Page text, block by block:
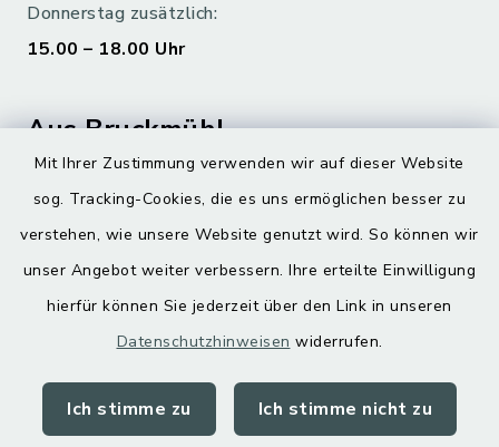
Mit Ihrer Zustimmung verwenden wir auf dieser Website
sog. Tracking-Cookies, die es uns ermöglichen besser zu
verstehen, wie unsere Website genutzt wird. So können wir
unser Angebot weiter verbessern. Ihre erteilte Einwilligung
hierfür können Sie jederzeit über den Link in unseren
Datenschutzhinweisen widerrufen.
Ich stimme zu Ich stimme nicht zu
Donnerstag zusätzlich:
15.00 – 18.00 Uhr
Aus Bruckmühl
Digitaler Ortsplan
Kontakt